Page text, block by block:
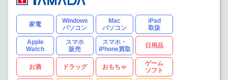
家電
Windows
パソコン
Mac
パソコン
iPad
取扱
Apple
Watch
スマホ
販売
スマホ・
iPhone買取
日用品
お酒 ドラッグ おもちゃ
ゲーム
ソフト